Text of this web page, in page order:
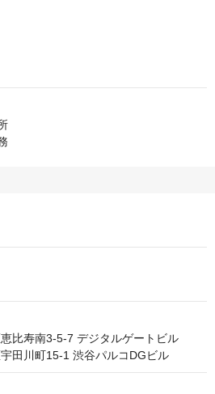
比寿南3-5-7 デジタルゲートビル
田川町15-1 渋谷パルコDGビル